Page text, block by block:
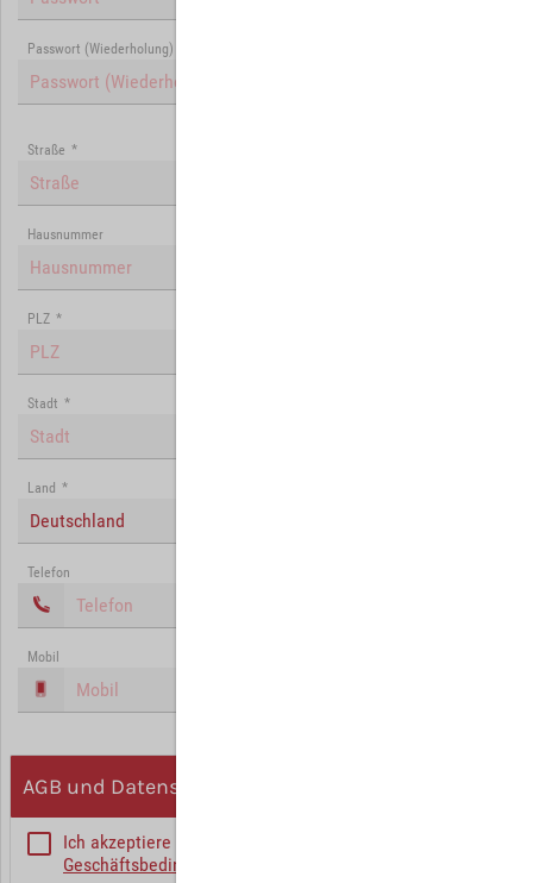
Passwort (Wiederholung)
Straße *
Hausnummer
PLZ *
Stadt *
Land *
Deutschland
Telefon
Mobil
AGB und Datenschutz
Ich akzeptiere die
Geschäftsbedingungen